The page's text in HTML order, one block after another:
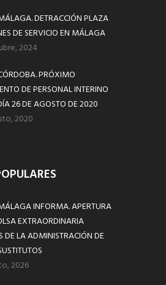
DETRACCIÓN PLAZA
DE SERVICIO EN MÁLAGA
2024
PRÓXIMO
DE PERSONAL INTERINO
26 DE AGOSTO DE 2020
2020
INFORMA. APERTURA
EXTRAORDINARIA
DE LA ADMINISTRACIÓN DE
2026